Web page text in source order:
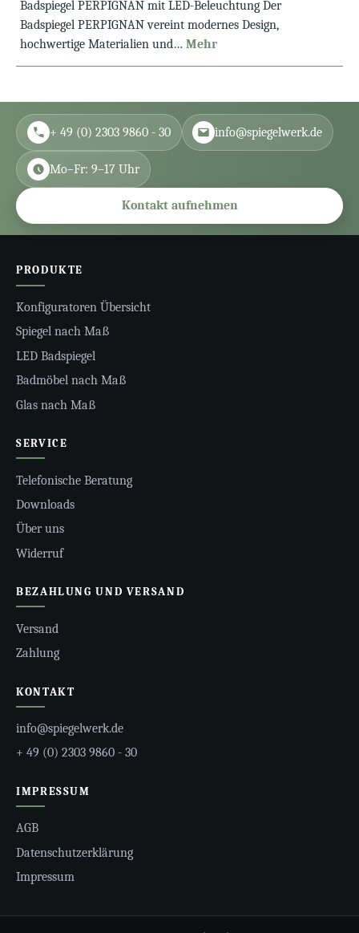
Badspiegel PERPIGNAN mit LED-Beleuchtung Der
Badspiegel PERPIGNAN vereint modernes Design,
hochwertige Materialien und… Mehr
+ 49 (0) 2303 9860 - 30 info@spiegelwerk.de
Mo–Fr: 9–17 Uhr
Kontakt aufnehmen
PRODUKTE
Konfiguratoren Übersicht
Spiegel nach Maß
LED Badspiegel
Badmöbel nach Maß
Glas nach Maß
SERVICE
Telefonische Beratung
Downloads
Über uns
Widerruf
BEZAHLUNG UND VERSAND
Versand
Zahlung
KONTAKT
info@spiegelwerk.de
+ 49 (0) 2303 9860 - 30
IMPRESSUM
AGB
Datenschutzerklärung
Impressum